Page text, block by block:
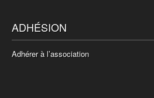
ADHÉSION
Adhérer à l’association